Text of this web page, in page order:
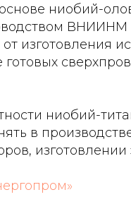
ниобий-
ВНИИНМ
изготовления
ниобий-
в